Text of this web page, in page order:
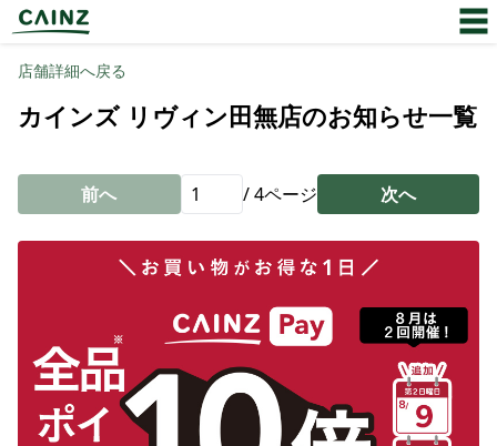
店舗詳細へ戻る
カインズ リヴィン田無店のお知らせ一覧
前へ /4ページ 次へ